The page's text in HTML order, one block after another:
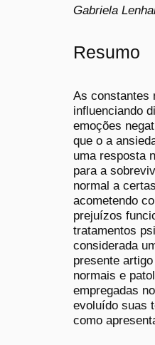
Gabriela
Resumo
As constantes
influenciando
emoções
que o a
uma resposta
para a
normal a
acometendo
prejuízos
tratamentos
considerada
presente
normais e
empregadas
evoluído suas
como